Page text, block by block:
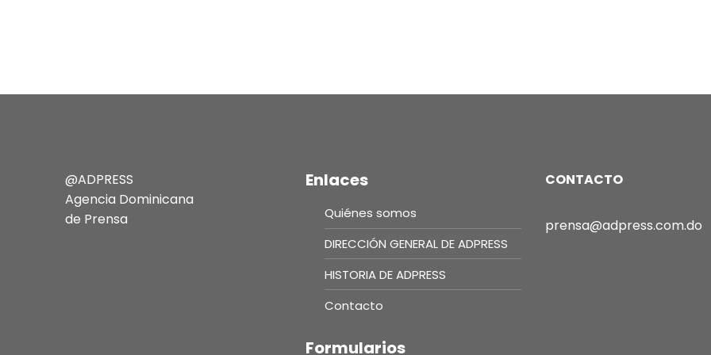
@ADPRESS
Agencia Dominicana
de Prensa
Enlaces
Quiénes somos
DIRECCIÓN GENERAL DE ADPRESS
HISTORIA DE ADPRESS
Contacto
Formularios
CONTACTO
prensa@adpress.com.do